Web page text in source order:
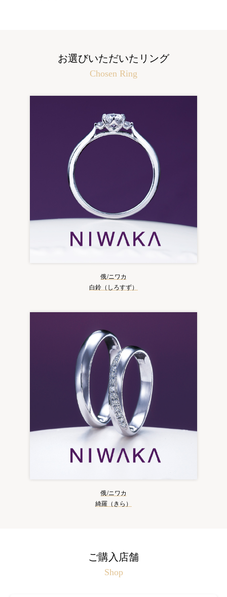
お選びいただいたリング
Chosen Ring
俄/ニワカ
白鈴（しろすず）
俄/ニワカ
綺羅（きら）
ご購入店舗
Shop